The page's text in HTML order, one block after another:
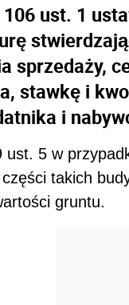
ust. 1
sprzedaży,
stawkę i
i
ust. 5 w
takich
gruntu.